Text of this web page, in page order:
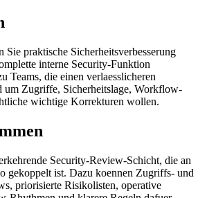
Sie praktische Sicherheitsverbesserung
interne Security-Funktion
Teams, die einen verlaesslicheren
um Zugriffe, Sicherheitslage, Workflow-
wichtige Korrekturen wollen.
Security-Review-Schicht, die an
gekoppelt ist. Dazu koennen Zugriffs- und
priorisierte Risikolisten, operative